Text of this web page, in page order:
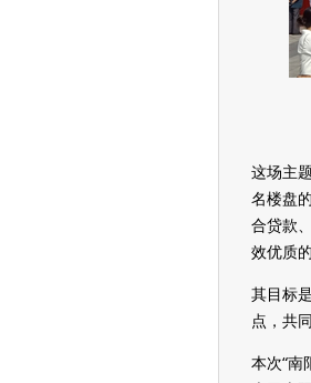
这场主
名楼盘
合贷款
效优质
其目标
点，共
本次“南